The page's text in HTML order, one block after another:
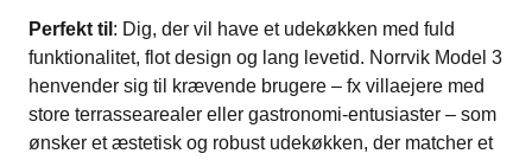
Perfekt til : Dig, der vil have et udekøkken med fuld
funktionalitet, flot design og lang levetid. Norrvik Model 3
henvender sig til krævende brugere – fx villaejere med
store terrassearealer eller gastronomi-entusiaster – som
ønsker et æstetisk og robust udekøkken, der matcher et